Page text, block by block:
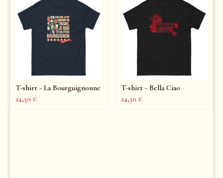
T-shirt - La Bourguignonne
24,50 €
T-shirt - Bella Ciao
24,50 €